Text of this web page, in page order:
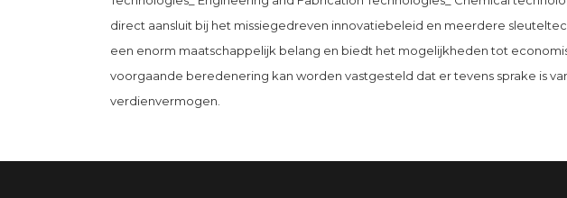
direct aansluit bij het missiegedreven innovatiebeleid en meerdere
een enorm maatschappelijk belang en biedt het mogelijkheden tot
voorgaande beredenering kan worden vastgesteld dat er tevens sprake is
verdienvermogen.